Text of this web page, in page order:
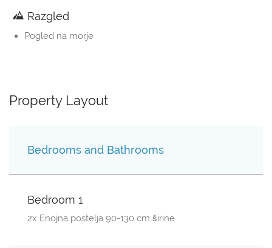
Razgled
Pogled na morje
Property Layout
Bedrooms and Bathrooms
Bedroom 1
2x Enojna postelja 90-130 cm širine